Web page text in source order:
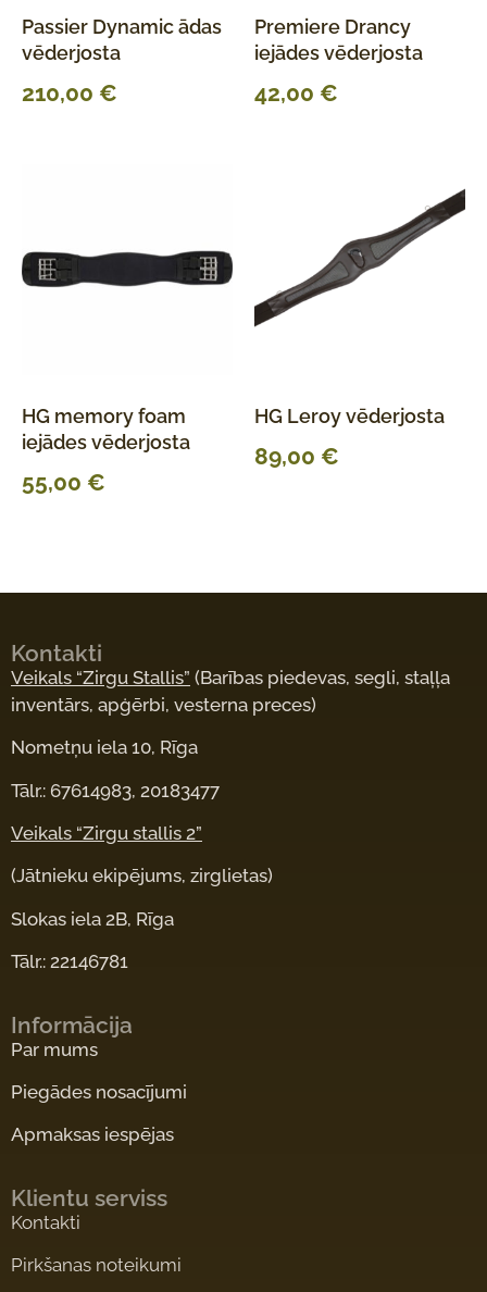
Passier Dynamic ādas
vēderjosta
210,00 €
Premiere Drancy
iejādes vēderjosta
42,00 €
HG memory foam
iejādes vēderjosta
55,00 €
HG Leroy vēderjosta
89,00 €
Kontakti
Veikals “Zirgu Stallis” (Barības piedevas, segli, staļļa
inventārs, apģērbi, vesterna preces)
Nometņu iela 10, Rīga
Tālr.: 67614983, 20183477
Veikals “Zirgu stallis 2”
(Jātnieku ekipējums, zirglietas)
Slokas iela 2B, Rīga
Tālr.: 22146781
Informācija
Par mums
Piegādes nosacījumi
Apmaksas iespējas
Klientu serviss
Kontakti
Pirkšanas noteikumi